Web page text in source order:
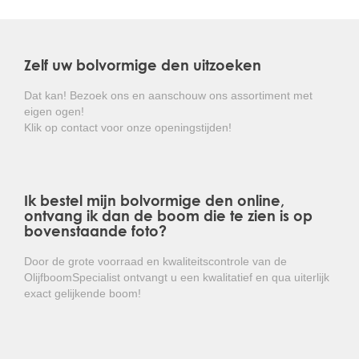
Zelf uw bolvormige den uitzoeken
Dat kan! Bezoek ons en aanschouw ons assortiment met
eigen ogen!
Klik op contact voor onze openingstijden!
Ik bestel mijn bolvormige den online,
ontvang ik dan de boom die te zien is op
bovenstaande foto?
Door de grote voorraad en kwaliteitscontrole van de
OlijfboomSpecialist ontvangt u een kwalitatief en qua uiterlijk
exact gelijkende boom!